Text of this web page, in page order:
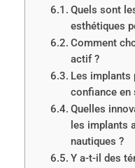
Quels sont
esthétiques
Comment
actif ?
Les implants
confiance en
Quelles
les implants
nautiques ?
Y a-t-il des